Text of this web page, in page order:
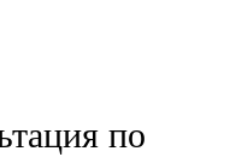
по